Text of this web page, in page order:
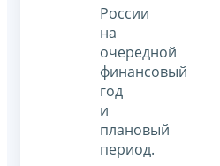
России
на
очередной
финансовый
год
и
плановый
период.